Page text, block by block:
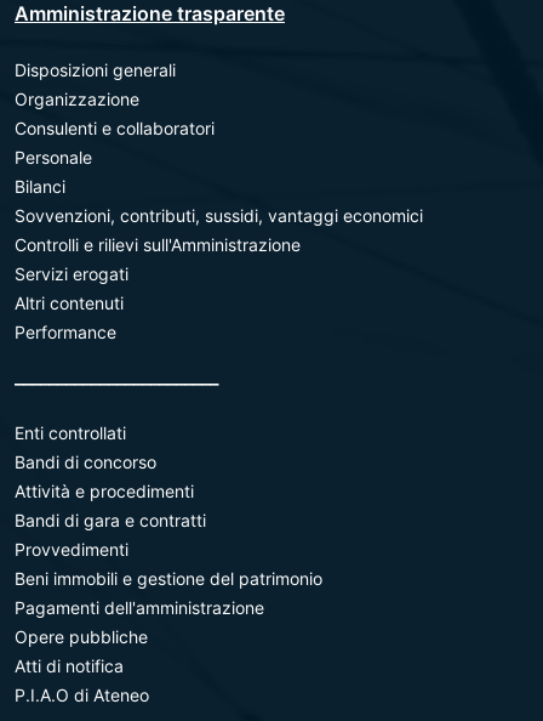
Amministrazione trasparente
Disposizioni generali
Organizzazione
Consulenti e collaboratori
Personale
Bilanci
Sovvenzioni, contributi, sussidi, vantaggi economici
Controlli e rilievi sull'Amministrazione
Servizi erogati
Altri contenuti
Performance
Enti controllati
Bandi di concorso
Attività e procedimenti
Bandi di gara e contratti
Provvedimenti
Beni immobili e gestione del patrimonio
Pagamenti dell'amministrazione
Opere pubbliche
Atti di notifica
P.I.A.O di Ateneo